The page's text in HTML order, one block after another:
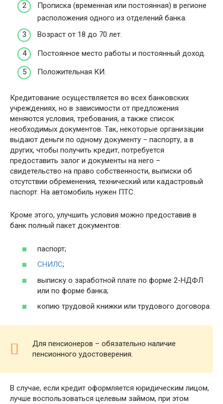
Прописка (временная или постоянная) в регионе
расположения одного из отделений банка.
Возраст от 18 до 70 лет.
Постоянное место работы и постоянный доход.
Положительная КИ.
Кредитование осуществляется во всех банковских
учреждениях, но в зависимости от предложения
меняются условия, требования, а также список
необходимых документов. Так, некоторые организации
выдают деньги по одному документу – паспорту, а в
других, чтобы получить кредит, потребуется
предоставить залог и документы на него –
свидетельство на право собственности, выписки об
отсутствии обременения, технический или кадастровый
паспорт. На автомобиль нужен ПТС.
Кроме этого, улучшить условия можно предоставив в
банк полный пакет документов:
паспорт;
СНИЛС;
выписку о заработной плате по форме 2-НДФЛ
или по форме банка;
копию трудовой книжки или трудового договора.
Для пенсионеров – обязательно наличие
пенсионного удостоверения.
В случае, если кредит оформляется юридическим лицом,
лучше воспользоваться целевым займом, при этом